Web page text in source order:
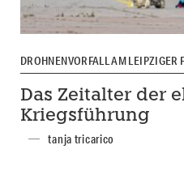
DROHNENVORFALL AM LEIPZIGER
Das Zeitalter der
Kriegsführung
tanja tricarico